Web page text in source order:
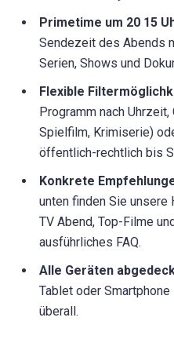
Primetime um 20 15
Sendezeit des Abends
Serien, Shows und
Flexible
Programm nach Uhrzeit,
Spielfilm, Krimiserie)
öffentlich-rechtlich bis
Konkrete
unten finden Sie
TV Abend, Top-Filme
ausführliches FAQ.
Alle Geräten
Tablet oder
überall.